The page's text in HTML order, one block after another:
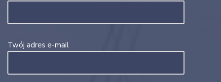
Twój adres e-mail